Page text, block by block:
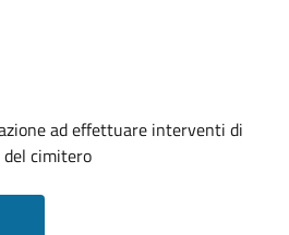
ad effettuare interventi di
cimitero